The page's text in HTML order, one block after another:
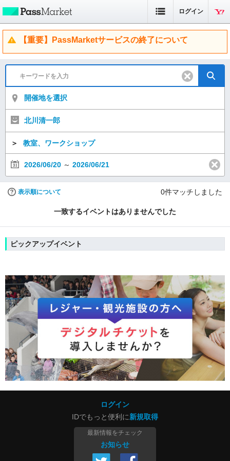
ログイン
【重要】PassMarketサービスの終了について
開催地を選択
北川清一郎
＞ 教室、ワークショップ
2026/06/20 ～ 2026/06/21
表示順について 0件マッチしました
一致するイベントはありませんでした
ピックアップイベント
ログイン
IDでもっと便利に新規取得
最新情報をチェック
お知らせ